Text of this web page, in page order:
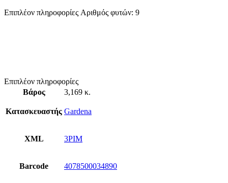
Επιπλέον πληροφορίες Αριθμός φυτών: 9
Επιπλέον πληροφορίες
Βάρος
3,169 κ.
Κατασκευαστής Gardena
XML 3PIM
Barcode 4078500034890